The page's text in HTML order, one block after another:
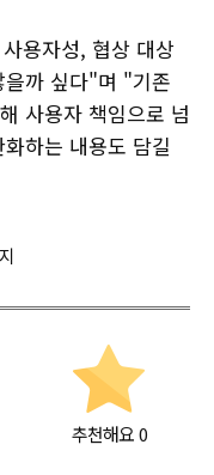
용자성, 협상 대상
까 싶다"며 "기존
사용자 책임으로 넘
하는 내용도 담길
추천해요 0